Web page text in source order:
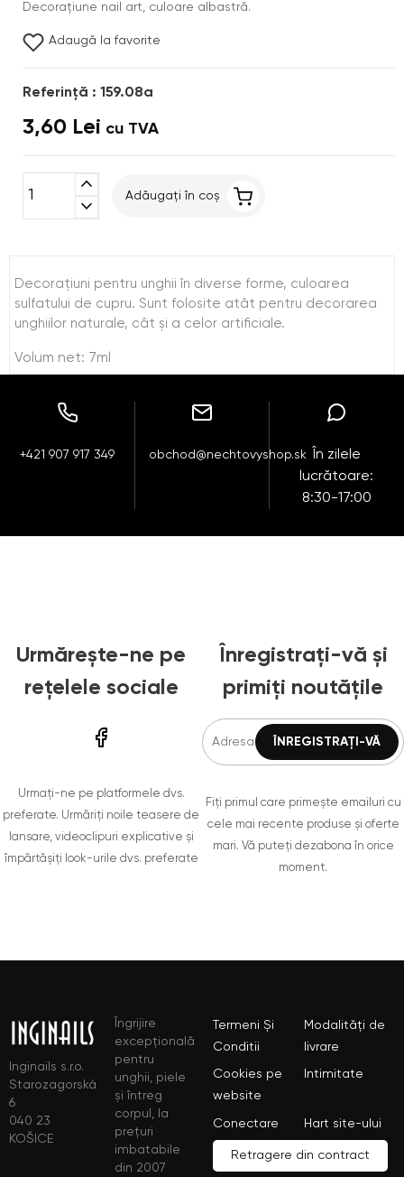
Decoraţiune nail art, culoare albastră.
Adaugă la favorite
Referinţă : 159.08a
3,60 Lei cu TVA
expand_less
expand_more
Adăugați în coș
Decoraţiuni pentru unghii în diverse forme, culoarea
sulfatului de cupru. Sunt folosite atât pentru decorarea
unghiilor naturale, cât şi a celor artificiale.
Volum net: 7ml
+421 907 917 349 obchod@nechtovyshop.sk
În zilele
lucrătoare:
8:30-17:00
Urmărește-ne pe
rețelele sociale
Urmați-ne pe platformele dvs.
preferate. Urmăriți noile teasere de
lansare, videoclipuri explicative și
împărtășiți look-urile dvs. preferate
Înregistrați-vă și
primiți noutățile
Fiți primul care primește emailuri cu
cele mai recente produse și oferte
mari. Vă puteți dezabona în orice
moment.
Inginails s.r.o.
Starozagorská
6
040 23
KOŠICE
Îngrijire
excepțională
pentru
unghii, piele
și întreg
corpul, la
prețuri
imbatabile
din 2007
Termeni Și
Conditii
Modalități de
livrare
Cookies pe
website
Intimitate
Conectare Hart site-ului
Retragere din contract